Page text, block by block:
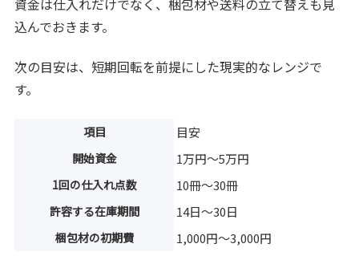
込んでおきます。
次の目安は、短期回転を前提にした現実的なレンジで
す。
項目 目安
開始資金 1万円〜5万円
1回の仕入れ点数 10冊〜30冊
許容する在庫期間 14日〜30日
梱包材の初期費 1,000円〜3,000円